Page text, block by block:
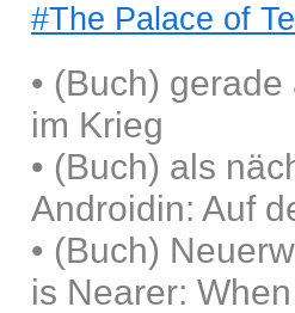
#The Palace of
• (Buch) gerade
im Krieg
• (Buch) als
Androidin: Auf
• (Buch)
is Nearer: